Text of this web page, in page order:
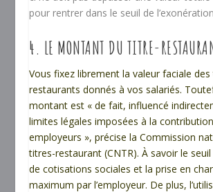
pour rentrer dans le seuil de
4. LE MONTANT DU TITRE-
Vous fixez librement la valeur faciale
restaurants donnés à vos salariés.
montant est « de fait, influencé
limites légales imposées à la
employeurs »,précise la Commission
titres-restaurant (CNTR). À savoir le
de cotisations sociales et la prise en
maximum par l’employeur. De plus,